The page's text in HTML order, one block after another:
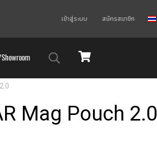
เข้าสู่ระบบ สมัครสมาชิก
Mag Pouch 2.0